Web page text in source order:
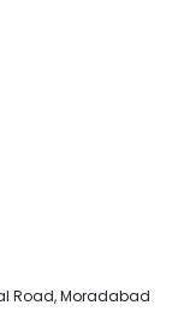
Road, Moradabad